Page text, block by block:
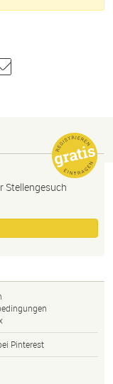
Stellengesuch
Pinterest